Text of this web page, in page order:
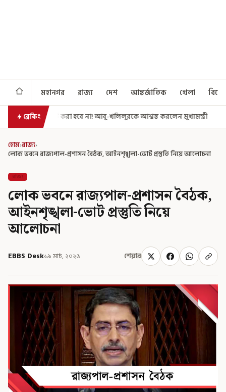
মহানগর রাজ্য দেশ আন্তর্জাতিক খেলা
ব্রেকিং
না! আবু-খলিলুরকে আশ্বস্ত করলেন মুখ্যমন্ত্রী এগিয়ে গেল আরও একধাপ,
হোম›রাজ্য›
লোক ভবনে রাজ্যপাল-প্রশাসন বৈঠক, আইনশৃঙ্খলা-ভোট প্রস্তুতি নিয়ে আলোচনা
রাজ্য
লোক ভবনে রাজ্যপাল-প্রশাসন বৈঠক,
আইনশৃঙ্খলা-ভোট প্রস্তুতি নিয়ে
আলোচনা
EBBS Desk১৯ মার্চ, ২০২৬ শেয়ার